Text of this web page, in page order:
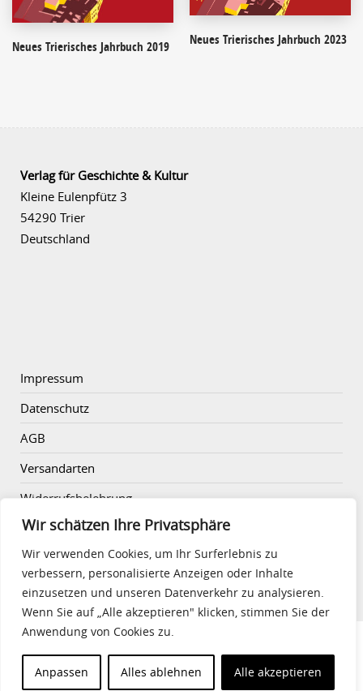
Wir schätzen Ihre Privatsphäre
Wir verwenden Cookies, um Ihr Surferlebnis zu
verbessern, personalisierte Anzeigen oder Inhalte
einzusetzen und unseren Datenverkehr zu analysieren.
Wenn Sie auf „Alle akzeptieren" klicken, stimmen Sie der
Anwendung von Cookies zu.
Anpassen Alles ablehnen Alle akzeptieren
Neues Trierisches Jahrbuch 2019 Neues Trierisches Jahrbuch 2023
Verlag für Geschichte & Kultur
Kleine Eulenpfütz 3
54290 Trier
Deutschland
Impressum
Datenschutz
AGB
Versandarten
Widerrufsbelehrung
Vertrag widerrufen
Zahlungsarten
© 2022 - VGK |Impressum| Datenschutz.